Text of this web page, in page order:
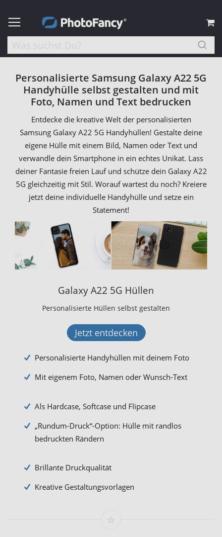
Personalisierte Samsung Galaxy A22 5G
Handyhülle selbst gestalten und mit
Foto, Namen und Text bedrucken
Entdecke die kreative Welt der personalisierten
Samsung Galaxy A22 5G Handyhüllen! Gestalte deine
eigene Hülle mit einem Bild, Namen oder Text und
verwandle dein Smartphone in ein echtes Unikat. Lass
deiner Fantasie freien Lauf und schütze dein Galaxy A22
5G gleichzeitig mit Stil. Worauf wartest du noch? Kreiere
jetzt deine individuelle Handyhülle und setze ein
Statement!
Galaxy A22 5G Hüllen
Personalisierte Hüllen selbst gestalten
Jetzt entdecken
Personalisierte Handyhüllen mit deinem Foto
Mit eigenem Foto, Namen oder Wunsch-Text
Als Hardcase, Softcase und Flipcase
„Rundum-Druck“-Option: Hülle mit randlos
bedruckten Rändern
Brillante Druckqualität
Kreative Gestaltungsvorlagen